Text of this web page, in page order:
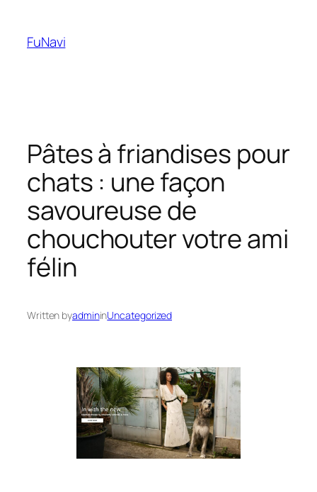
content
FuNavi
Pâtes à friandises pour
chats : une façon
savoureuse de
chouchouter votre ami
félin
Written byadmininUncategorized